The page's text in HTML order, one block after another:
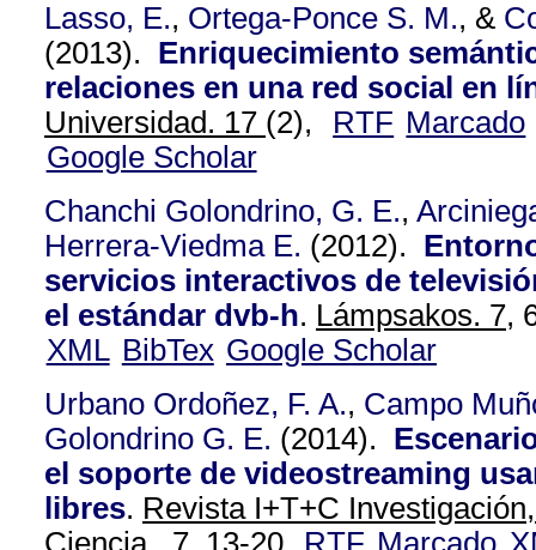
Lasso, E., Ortega-Ponce S. M., &
(2013). Enriquecimiento
relaciones en una red social en
Universidad. 17 (2), RTF Marcado
Google Scholar
Chanchi Golondrino, G. E.,
Herrera-Viedma E. (2012).
servicios interactivos de
el estándar dvb-h. Lámpsakos. 7,
XML BibTex Google Scholar
Urbano Ordoñez, F. A., Campo
Golondrino G. E. (2014).
el soporte de videostreaming
libres. Revista I+T+C
Ciencia . 7, 13-20. RTF Marcado